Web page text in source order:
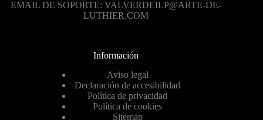
EMAIL DE SOPORTE: VALVERDEILP@ARTE-DE-
LUTHIER.COM
Información
Aviso legal
Declaración de accesibilidad
Política de privacidad
Política de cookies
Sitemap